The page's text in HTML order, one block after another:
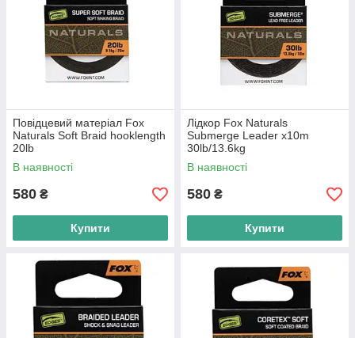
Повідцевий матеріал Fox
Naturals Soft Braid hooklength
20lb
В наявності
580 ₴
Купити
Лідкор Fox Naturals
Submerge Leader x10m
30lb/13.6kg
В наявності
580 ₴
Купити